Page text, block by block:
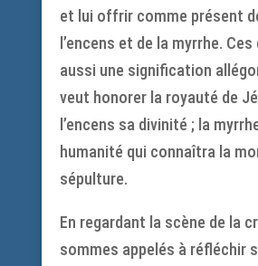
et lui offrir comme présent
l’encens et de la myrrhe.
aussi une signification
veut honorer la royauté de
l’encens sa divinité ; la
humanité qui connaîtra la
sépulture.
En regardant la scène de la
sommes appelés à réfléchir